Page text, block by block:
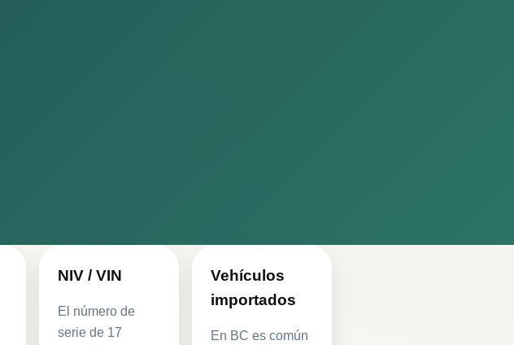
NIV / VIN
El número de
serie de 17
Vehículos
importados
En BC es común